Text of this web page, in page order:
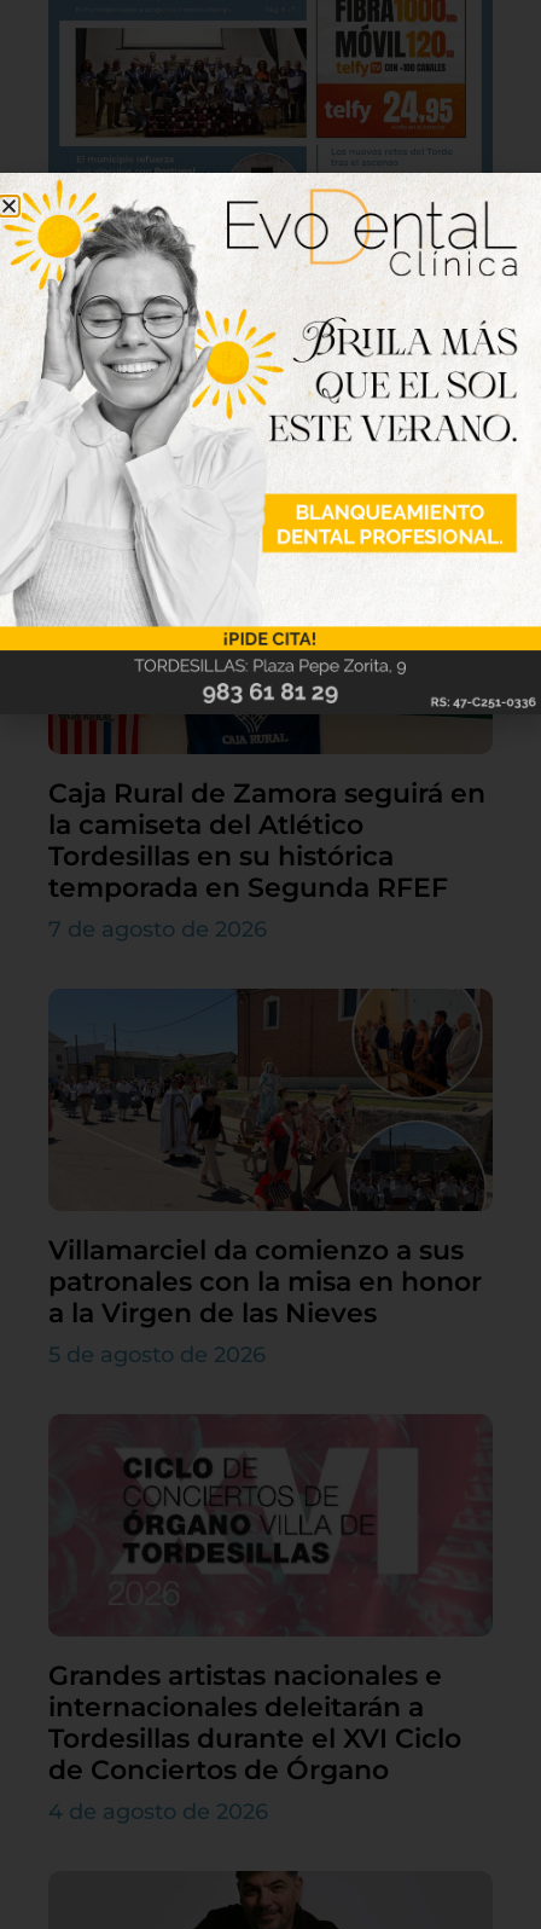
Lo último
Caja Rural de Zamora seguirá en
la camiseta del Atlético
Tordesillas en su histórica
temporada en Segunda RFEF
7 de agosto de 2026
Villamarciel da comienzo a sus
patronales con la misa en honor
a la Virgen de las Nieves
5 de agosto de 2026
Grandes artistas nacionales e
internacionales deleitarán a
Tordesillas durante el XVI Ciclo
de Conciertos de Órgano
4 de agosto de 2026